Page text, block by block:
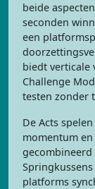
beide
seconden
een
biedt verticale
Challenge
testen zonder
De Acts
momentum
platforms